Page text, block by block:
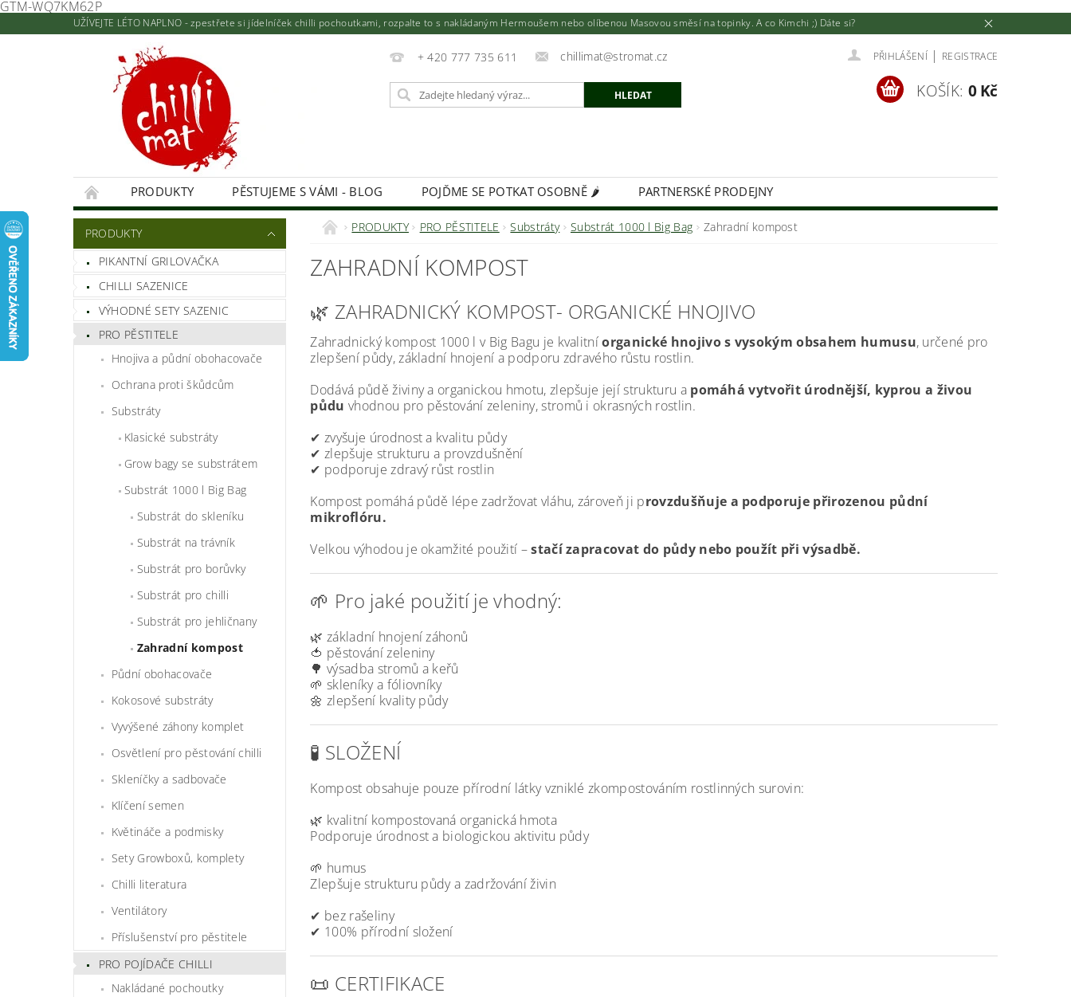
GTM-WQ7KM62P
UŽÍVEJTE LÉTO NAPLNO - zpestřete si jídelníček chilli pochoutkami, rozpalte to s nakládaným Hermoušem nebo olíbenou Masovou směsí na topinky. A co Kimchi ;) Dáte si?
+ 420 777 735 611 chillimat@stromat.cz PŘIHLÁŠENÍ | REGISTRACE
KOŠÍK: 0 Kč
PRODUKTY PĚSTUJEME S VÁMI - BLOG POJĎME SE POTKAT OSOBNĚ 🌶️
PARTNERSKÉ PRODEJNY
KONTAKTY A PRODEJNA
NAPIŠTE NÁM KIMCHI - VÝŽIVNÁ BOMBA! FIREMNÍ DÁRKY NA MÍRU
JAK NAKUPOVAT
HODNOCENÍ OBCHODU
PRODUKTY
PIKANTNÍ GRILOVAČKA
CHILLI SAZENICE
VÝHODNÉ SETY SAZENIC
PRO PĚSTITELE
Hnojiva a půdní obohacovače
Ochrana proti škůdcům
Substráty
Klasické substráty
Grow bagy se substrátem
Substrát 1000 l Big Bag
Substrát do skleníku
Substrát na trávník
Substrát pro borůvky
Substrát pro chilli
Substrát pro jehličnany
Zahradní kompost
Půdní obohacovače
Kokosové substráty
Vyvýšené záhony komplet
Osvětlení pro pěstování chilli
Skleníčky a sadbovače
Klíčení semen
Květináče a podmisky
Sety Growboxů, komplety
Chilli literatura
Ventilátory
Příslušenství pro pěstitele
PRO POJÍDAČE CHILLI
Nakládané pochoutky
PRODUKTY PRO PĚSTITELE Substráty Substrát 1000 l Big Bag Zahradní kompost
ZAHRADNÍ KOMPOST
🌿 ZAHRADNICKÝ KOMPOST- ORGANICKÉ HNOJIVO
Zahradnický kompost 1000 l v Big Bagu je kvalitníorganické hnojivo s vysokým obsahem humusu, určené pro
zlepšení půdy, základní hnojení a podporu zdravého růstu rostlin.
Dodává půdě živiny a organickou hmotu, zlepšuje její strukturu a pomáhá vytvořit úrodnější, kyprou a živou
půdu vhodnou pro pěstování zeleniny, stromů i okrasných rostlin.
✔ zvyšuje úrodnost a kvalitu půdy
✔ zlepšuje strukturu a provzdušnění
✔ podporuje zdravý růst rostlin
Kompost pomáhá půdě lépe zadržovat vláhu, zároveň ji provzdušňuje a podporuje přirozenou půdní
mikroflóru.
Velkou výhodou je okamžité použití –stačí zapracovat do půdy nebo použít při výsadbě.
🌱 Pro jaké použití je vhodný:
🌿 základní hnojení záhonů
🍅 pěstování zeleniny
🌳 výsadba stromů a keřů
🌱 skleníky a fóliovníky
🌼 zlepšení kvality půdy
🧪 SLOŽENÍ
Kompost obsahuje pouze přírodní látky vzniklé zkompostováním rostlinných surovin:
🌿 kvalitní kompostovaná organická hmota
Podporuje úrodnost a biologickou aktivitu půdy
🌱 humus
Zlepšuje strukturu půdy a zadržování živin
✔ bez rašeliny
✔ 100% přírodní složení
📜 CERTIFIKACE